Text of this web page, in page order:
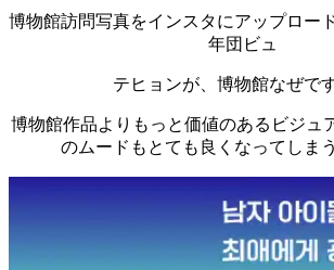
博物館訪問写真をインスタにアップロー
年団ビュ
テヒョンが、博物館なぜで
博物館作品よりもっと価値のあるビジュ
のムードもとても良くなってしま